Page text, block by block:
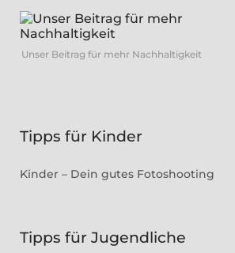
Unser Beitrag für mehr Nachhaltigkeit
Tipps für Kinder
Kinder – Dein gutes Fotoshooting
Tipps für Jugendliche